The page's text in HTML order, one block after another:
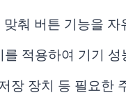
춰 버튼 기능을 자
적용하여 기기
장 장치 등 필요한